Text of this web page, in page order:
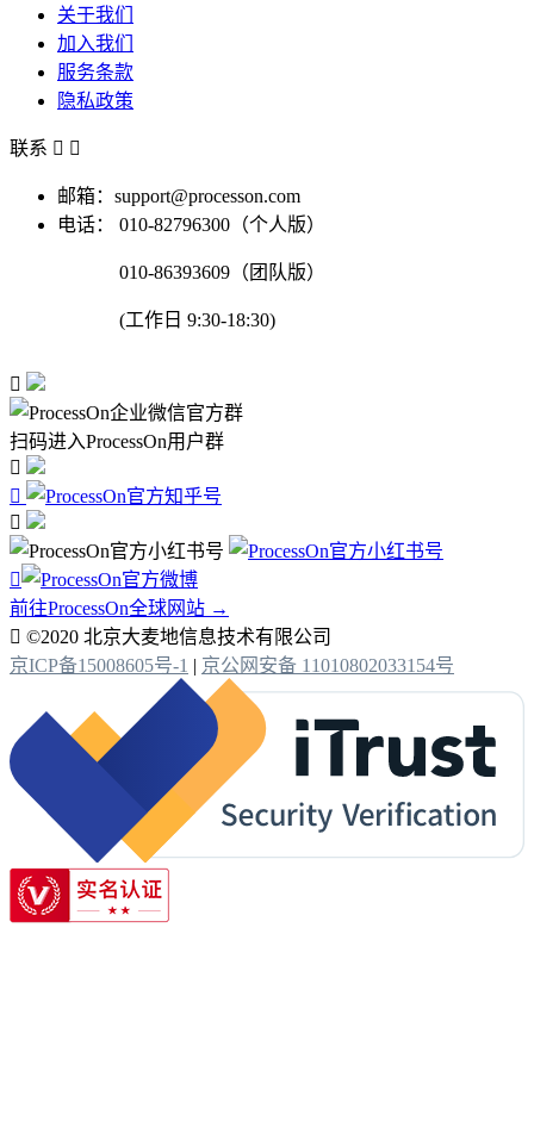
关于我们
加入我们
服务条款
隐私政策
联系  
邮箱：support@processon.com
电话：
010-82796300（个人版）
010-86393609（团队版）
(工作日 9:30-18:30)

扫码进入ProcessOn用户群




前往ProcessOn全球网站 →
 ©2020 北京大麦地信息技术有限公司
京ICP备15008605号-1 | 京公网安备 11010802033154号